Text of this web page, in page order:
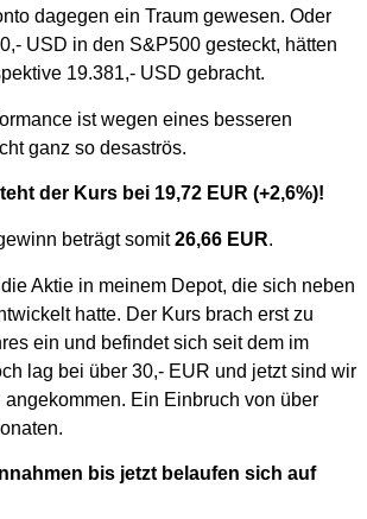
dagegen ein Traum gewesen. Oder
USD in den S&P500 gesteckt, hätten
19.381,- USD gebracht.
ist wegen eines besseren
ganz so desaströs.
der Kurs bei 19,72 EUR (+2,6%)!
beträgt somit26,66 EUR.
Aktie in meinem Depot, die sich neben
hatte. Der Kurs brach erst zu
ein und befindet sich seit dem im
lag bei über 30,- EUR und jetzt sind wir
angekommen. Ein Einbruch von über
bis jetzt belaufen sich auf